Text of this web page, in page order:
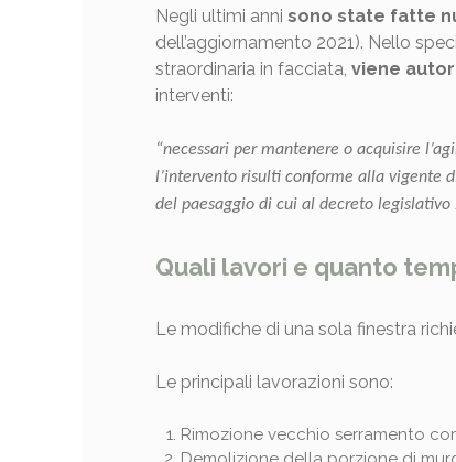
Negli ultimi anni sono state fatte
dell’aggiornamento 2021). Nello
straordinaria in facciata, viene
interventi:
“necessari per mantenere o acquisire
l’intervento risulti conforme alla vigente
del paesaggio di cui al decreto legislativo
Quali lavori e quanto
Le modifiche di una sola finestra
Le principali lavorazioni sono:
Rimozione vecchio serramento